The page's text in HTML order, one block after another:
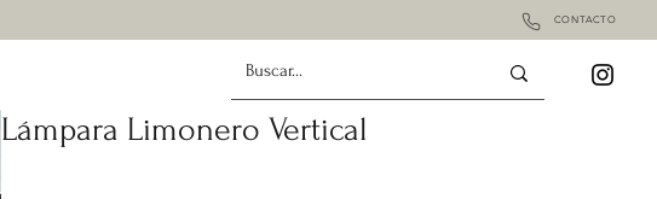
CONTACTO
Lámpara Limonero Vertical